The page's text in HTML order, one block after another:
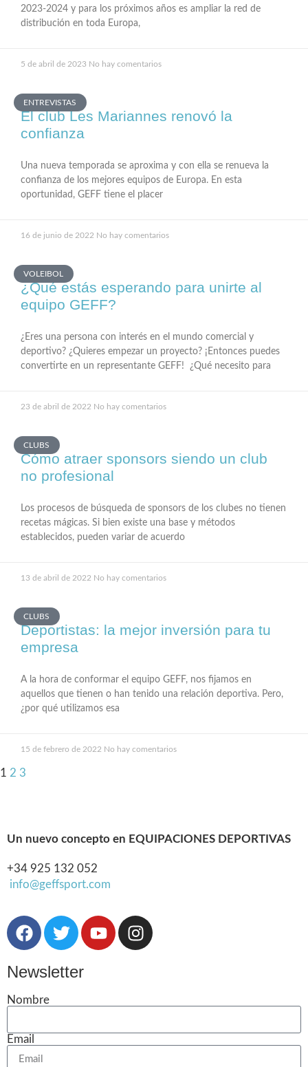
2023-2024 y para los próximos años es ampliar la red de
distribución en toda Europa,
5 de abril de 2023 No hay comentarios
ENTREVISTAS
El club Les Mariannes renovó la
confianza
Una nueva temporada se aproxima y con ella se renueva la
confianza de los mejores equipos de Europa. En esta
oportunidad, GEFF tiene el placer
16 de junio de 2022 No hay comentarios
VOLEIBOL
¿Qué estás esperando para unirte al
equipo GEFF?
¿Eres una persona con interés en el mundo comercial y
deportivo? ¿Quieres empezar un proyecto? ¡Entonces puedes
convertirte en un representante GEFF! ¿Qué necesito para
23 de abril de 2022 No hay comentarios
CLUBS
Cómo atraer sponsors siendo un club
no profesional
Los procesos de búsqueda de sponsors de los clubes no tienen
recetas mágicas. Si bien existe una base y métodos
establecidos, pueden variar de acuerdo
13 de abril de 2022 No hay comentarios
CLUBS
Deportistas: la mejor inversión para tu
empresa
A la hora de conformar el equipo GEFF, nos fijamos en
aquellos que tienen o han tenido una relación deportiva. Pero,
¿por qué utilizamos esa
15 de febrero de 2022 No hay comentarios
1 2 3
Un nuevo concepto en EQUIPACIONES DEPORTIVAS
+34 925 132 052
info@geffsport.com
Newsletter
Nombre
Email